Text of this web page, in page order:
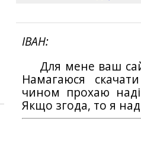
ІВАН
Для мене ваш
Намагаюся
чином прохаю
Якщо згода, то я